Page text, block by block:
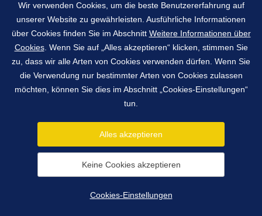
TISCHLERWERKZEUGE
(MEHRFACHABZIEHER FÜR
LISENENKLEBUNG ...) - VLS, HUK,
T
1991 - 2026 © York, spol. s r.o.
Pražská 650, 263 01 Dobříš, Tschechische Republik
fax+420 318 521 850
Cookies-Einstellungen
webProgress
Wir verwenden Cookies, um die beste Benutzererfahrung auf
unserer Website zu gewährleisten. Ausführliche Informationen
über Cookies finden Sie im Abschnitt Weitere Informationen über
Cookies. Wenn Sie auf „Alles akzeptieren“ klicken, stimmen Sie
zu, dass wir alle Arten von Cookies verwenden dürfen. Wenn Sie
die Verwendung nur bestimmter Arten von Cookies zulassen
möchten, können Sie dies im Abschnitt „Cookies-Einstellungen“
tun.
Alles akzeptieren
Keine Cookies akzeptieren
Cookies-Einstellungen